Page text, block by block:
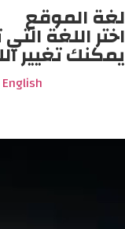
لغة الموقع
اختر اللغة
يمكنك تغيير
English